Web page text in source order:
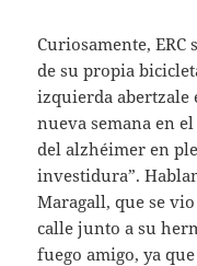
Curiosamente, ERC
de su propia
izquierda abertzale
nueva semana en
del alzhéimer en
investidura”.
Maragall, que se
calle junto a su
fuego amigo, ya